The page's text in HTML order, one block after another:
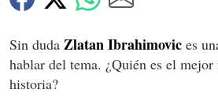
Sin duda Zlatan Ibrahimovic es
hablar del tema. ¿Quién es el
historia?